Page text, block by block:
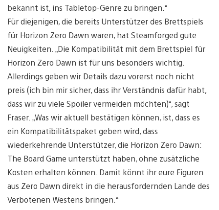
bekannt ist, ins Tabletop-Genre zu bringen.“
Für diejenigen, die bereits Unterstützer des Brettspiels
für Horizon Zero Dawn waren, hat Steamforged gute
Neuigkeiten. „Die Kompatibilität mit dem Brettspiel für
Horizon Zero Dawn ist für uns besonders wichtig.
Allerdings geben wir Details dazu vorerst noch nicht
preis (ich bin mir sicher, dass ihr Verständnis dafür habt,
dass wir zu viele Spoiler vermeiden möchten)“, sagt
Fraser. „Was wir aktuell bestätigen können, ist, dass es
ein Kompatibilitätspaket geben wird, dass
wiederkehrende Unterstützer, die Horizon Zero Dawn:
The Board Game unterstützt haben, ohne zusätzliche
Kosten erhalten können. Damit könnt ihr eure Figuren
aus Zero Dawn direkt in die herausfordernden Lande des
Verbotenen Westens bringen.“